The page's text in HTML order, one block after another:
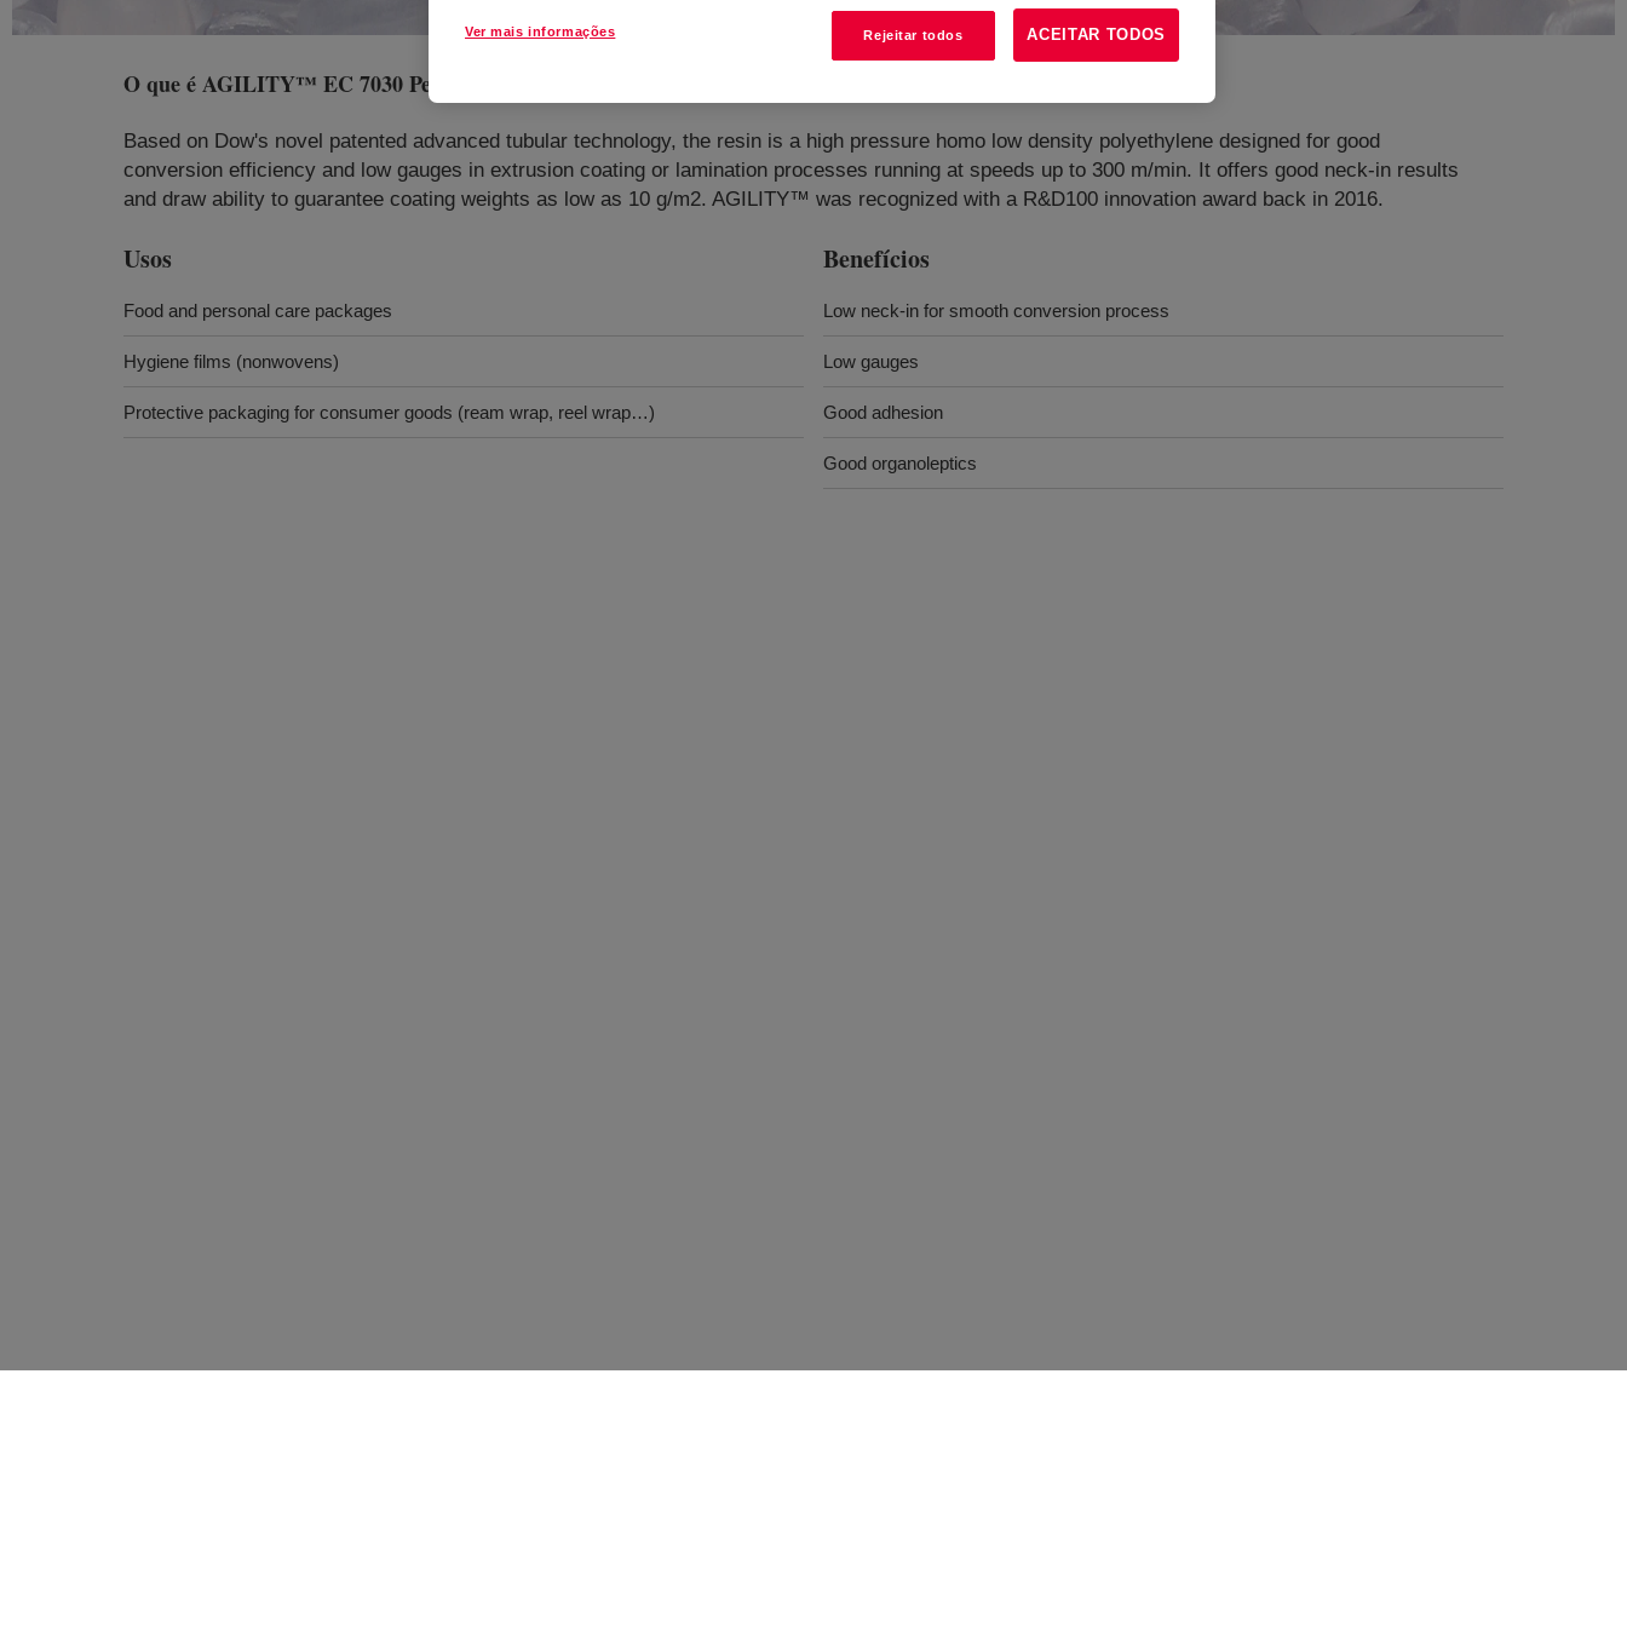
O que éAGILITY™ EC 7030 Performance LDPE
Based on Dow's novel patented advanced tubular technology, the resin is a high pressure homo low density polyethylene designed for good
conversion efficiency and low gauges in extrusion coating or lamination processes running at speeds up to 300 m/min. It offers good neck-in results
and draw ability to guarantee coating weights as low as 10 g/m2. AGILITY™ was recognized with a R&D100 innovation award back in 2016.
Usos
Food and personal care packages
Hygiene films (nonwovens)
Protective packaging for consumer goods (ream wrap, reel wrap…)
Benefícios
Low neck-in for smooth conversion process
Low gauges
Good adhesion
Good organoleptics
Ver mais informações Rejeitar todos ACEITAR TODOS